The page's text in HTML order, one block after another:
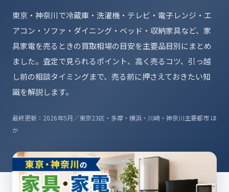
東京・神奈川で冷蔵庫・洗濯機・テレビ・電子レンジ・エ
アコン・ソファ・ダイニング・ベッド・収納家具など、家
具家電を売るときの買取相場の目安を主要品目別にまとめ
ました。査定で見られるポイント、高く売るコツ、引っ越
し前の相談タイミングまで、売る前に押さえておきたい知
識を解説します。
最終更新：2026年5月／東京23区・多摩・横浜・川崎・神奈川主要都市 ほ
か